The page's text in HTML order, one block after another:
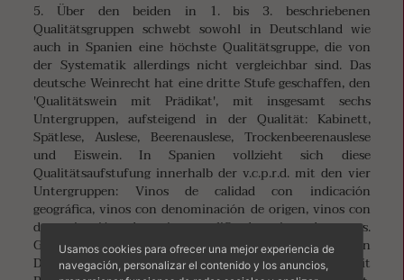
5. Über den beiden in 1. bis 3. beschriebenen
Qualitätsgruppen schwebt sowohl in Deutschland wie
auch in Spanien eine höchste Qualitätsgruppe, die von
der Systematik allerdings nicht vergleichbar sind. Das
deutsche Weinrecht hat eine dritte Stufe geschaffen, den
'Qualitätswein mit Prädikat', mit insgesamt sechs
Untergruppen, aufsteigend in der Qualität: Kabinett,
Spätlese, Auslese, Beerenauslese, Trockenbeerenauslese
und Eiswein. In Spanien vollzieht sich diese
Qualitätsaufstufung innerhalb der v.c.p.r.d. mit den vier
Untergruppen: Vinos de calidad con indicación
geográfica, vinos con denominación de origen, vinos con
denominación de origen calificada, vino de pagos.
Grundsätzlich kann gesagt werden, dass sich in
Deutschland die Definition der Qualitätsweine (mit
Usamos cookies para ofrecer una mejor experiencia de
navegación, personalizar el contenido y los anuncios,